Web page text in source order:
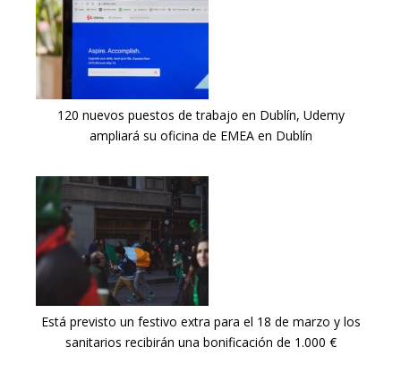
120 nuevos puestos de trabajo en Dublín, Udemy
ampliará su oficina de EMEA en Dublín
Está previsto un festivo extra para el 18 de marzo y los
sanitarios recibirán una bonificación de 1.000 €